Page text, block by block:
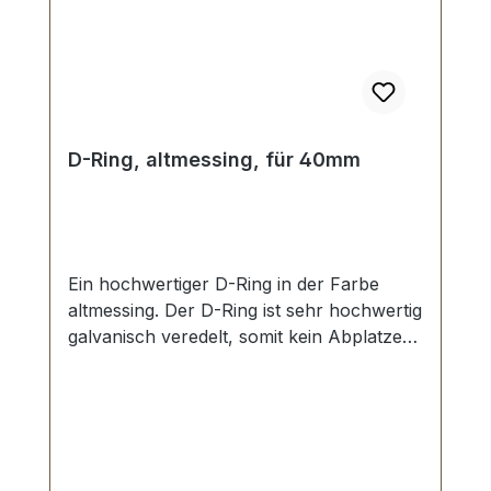
D-Ring, altmessing, für 40mm
Ein hochwertiger D-Ring in der Farbe
altmessing. Der D-Ring ist sehr hochwertig
galvanisch veredelt, somit kein Abplatzen